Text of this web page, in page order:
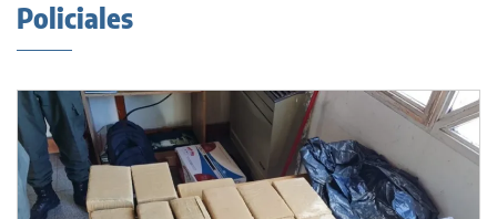
Policiales